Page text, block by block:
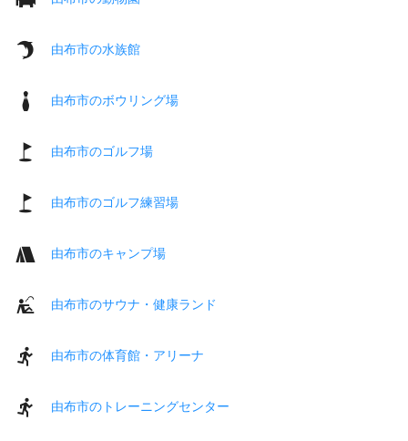
由布市の水族館
由布市のボウリング場
由布市のゴルフ場
由布市のゴルフ練習場
由布市のキャンプ場
由布市のサウナ・健康ランド
由布市の体育館・アリーナ
由布市のトレーニングセンター